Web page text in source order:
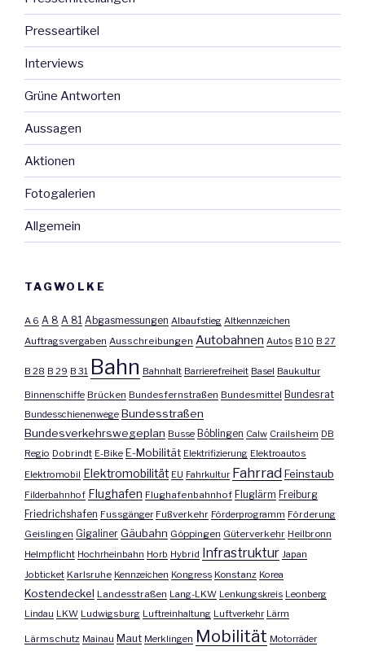
Presseartikel
Interviews
Grüne Antworten
Aussagen
Aktionen
Fotogalerien
Allgemein
TAGWOLKE
A 6 A 8 A 81 Abgasmessungen Albaufstieg Altkennzeichen
Auftragsvergaben Ausschreibungen Autobahnen Autos B 10 B 27
B 28 B 29 B 31 Bahn Bahnhalt Barrierefreiheit Basel Baukultur
Binnenschiffe Brücken Bundesfernstraßen Bundesmittel Bundesrat
Bundesschienenwege Bundesstraßen
Bundesverkehrswegeplan Busse Böblingen Calw Crailsheim DB
Regio Dobrindt E-Bike E-Mobilität Elektrifizierung Elektroautos
Elektromobil Elektromobilität EU Fahrkultur FahrradFeinstaub
Filderbahnhof Flughafen Flughafenbahnhof Fluglärm Freiburg
Friedrichshafen Fussgänger Fußverkehr Förderprogramm Förderung
Geislingen Gigaliner Gäubahn Göppingen Güterverkehr Heilbronn
Helmpflicht Hochrheinbahn Horb Hybrid Infrastruktur Japan
Jobticket Karlsruhe Kennzeichen Kongress Konstanz Korea
Kostendeckel Landesstraßen Lang-LKW Lenkungskreis Leonberg
Lindau LKW Ludwigsburg Luftreinhaltung Luftverkehr Lärm
Lärmschutz Mainau Maut Merklingen Mobilität Motorräder